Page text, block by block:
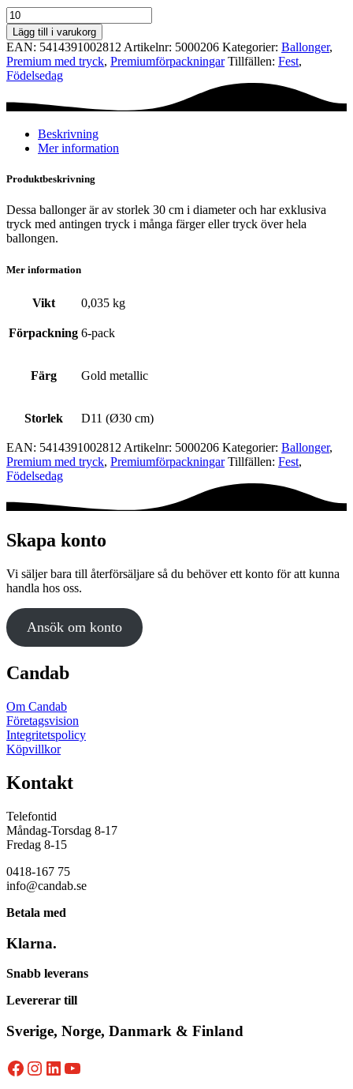
Premiumförpackning
Ø30
cm
-
50th
Anniversary
Lägg till i varukorg
EAN: 5414391002812 Artikelnr: 5000206 Kategorier: Ballonger,
Premium med tryck, Premium­förpackningar Tillfällen: Fest,
Födelsedag
Beskrivning
Mer information
Produktbeskrivning
Dessa ballonger är av storlek 30 cm i diameter och har exklusiva
tryck med antingen tryck i många färger eller tryck över hela
ballongen.
Mer information
Vikt 0,035 kg
Förpackning 6-pack
Färg Gold metallic
Storlek D11 (Ø30 cm)
EAN: 5414391002812 Artikelnr: 5000206 Kategorier: Ballonger,
Premium med tryck, Premium­förpackningar Tillfällen: Fest,
Födelsedag
Skapa konto
Vi säljer bara till återförsäljare så du behöver ett konto för att kunna
handla hos oss.
Ansök om konto
Candab
Om Candab
Företagsvision
Integritetspolicy
Köpvillkor
Kontakt
Telefontid
Måndag-Torsdag 8-17
Fredag 8-15
0418-167 75
info@candab.se
Betala med
Klarna.
Snabb leverans
Levererar till
Sverige, Norge, Danmark & Finland
Facebook
Instagram
LinkedIn
YouTube